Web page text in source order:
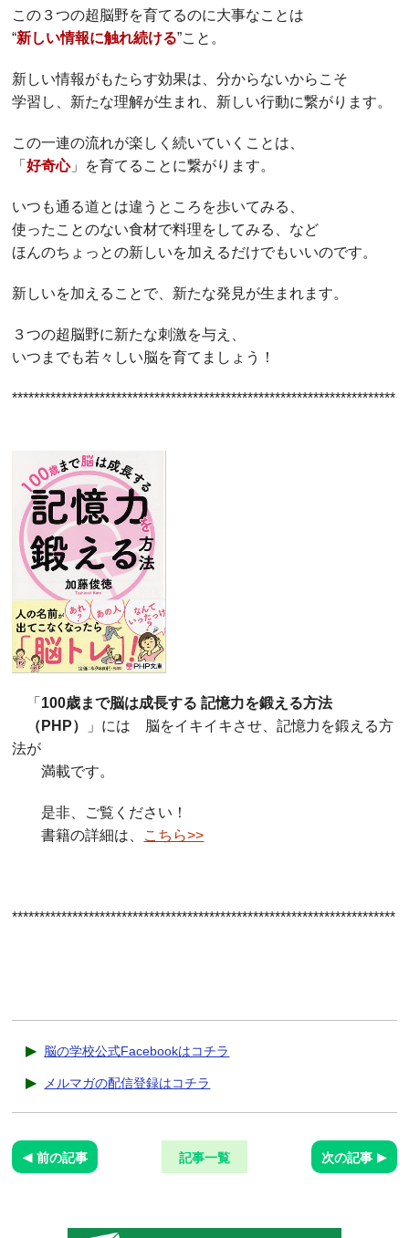
この３つの超脳野を育てるのに大事なことは
“新しい情報に触れ続ける”こと。
新しい情報がもたらす効果は、分からないからこそ
学習し、新たな理解が生まれ、新しい行動に繋がります。
この一連の流れが楽しく続いていくことは、
「好奇心」を育てることに繋がります。
いつも通る道とは違うところを歩いてみる、
使ったことのない食材で料理をしてみる、など
ほんのちょっとの新しいを加えるだけでもいいのです。
新しいを加えることで、新たな発見が生まれます。
３つの超脳野に新たな刺激を与え、
いつまでも若々しい脳を育てましょう！
**********************************************************************
「 100歳まで脳は成長する 記憶力を鍛える方法
（PHP）
」には 脳をイキイキさせ、記憶力を鍛える方
法が
満載です。
是非、ご覧ください！
書籍の詳細は、 こちら>>
**********************************************************************
脳の学校公式Facebookはコチラ
メルマガの配信登録はコチラ
前の記事 記事一覧 次の記事